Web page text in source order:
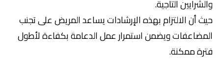
والشرايين التاجية.
حيث أن الالتزام بهذه الإرشادات يساعد المريض على تجنب
المضاعفات ويضمن استمرار عمل الدعامة بكفاءة لأطول
فترة ممكنة.